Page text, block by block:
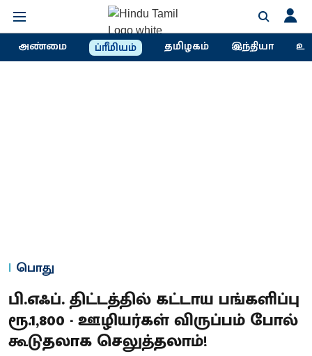
அண்மை ப்ரீமியம் தமிழகம் இந்தியா
பொது
பி.எஃப். திட்டத்தில் கட்டாய பங்களிப்பு
ரூ.1,800 - ஊழியர்கள் விருப்பம் போல்
கூடுதலாக செலுத்தலாம்!